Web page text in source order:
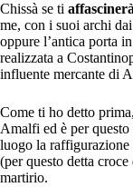
Chissà se ti affascinerà
me, con i suoi archi
oppure l’antica porta
realizzata a
influente mercante di
Come ti ho detto
Amalfi ed è per
luogo la raffigurazione
(per questo detta
martirio.